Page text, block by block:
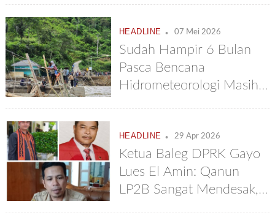
HEADLINE . 07 Mei 2026
Sudah Hampir 6 Bulan
Pasca Bencana
Hidrometeorologi Masih
HEADLINE . 29 Apr 2026
Ketua Baleg DPRK Gayo
Lues El Amin: Qanun
LP2B Sangat Mendesak,